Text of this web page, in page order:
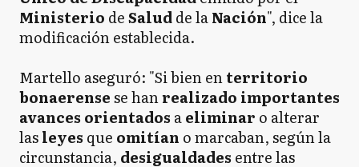
Ministerio deSaludde laNación", dice la
modificación establecida.
Martello aseguró: "Si bien enterritorio
bonaerensese hanrealizado importantes
avances orientados aeliminar o alterar
lasleyes que omitían o marcaban, según la
circunstancia, desigualdades entre las